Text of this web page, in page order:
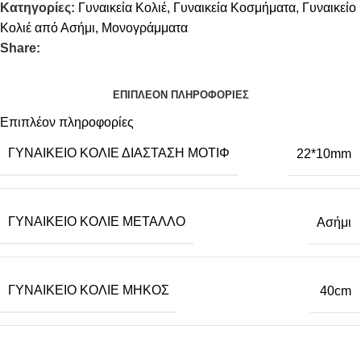
Κατηγορίες: Γυναικεία Κολιέ, Γυναικεία Κοσμήματα, Γυναικείο
Κολιέ από Ασήμι, Μονογράμματα
Share:
ΕΠΙΠΛΈΟΝ ΠΛΗΡΟΦΟΡΊΕΣ
Επιπλέον πληροφορίες
ΓΥΝΑΙΚΕΊΟ ΚΟΛΙΈ ΔΙΆΣΤΑΣΗ ΜΟΤΊΦ 22*10mm
ΓΥΝΑΙΚΕΊΟ ΚΟΛΙΈ ΜΈΤΑΛΛΟ Ασήμι
ΓΥΝΑΙΚΕΊΟ ΚΟΛΙΈ ΜΉΚΟΣ 40cm